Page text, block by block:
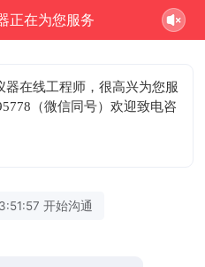
正在为您服务
器在线工程师，很高兴为您服
（微信同号）欢迎致电咨
开始沟通